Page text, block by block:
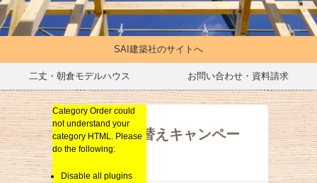
SAI建築社のサイトへ
二丈・朝倉モデルハウス お問い合わせ・資料請求
屋根塗り替えキャンペー
ン実施！
Category Order could
not understand your
category HTML. Please
do the following:
Disable all plugins
イベントキャンペーン
リノベーション
新築
総合